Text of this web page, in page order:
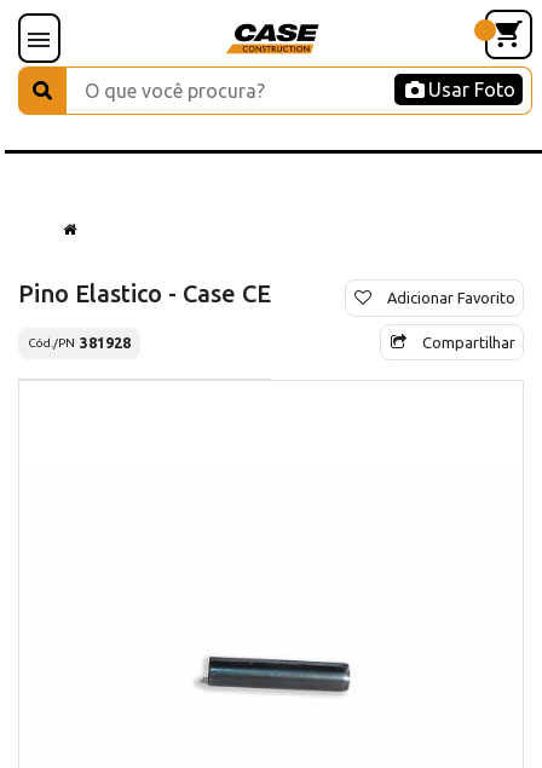
Usar Foto
Pino Elastico - Case CE
Cód./PN 381928
Adicionar Favorito
Compartilhar